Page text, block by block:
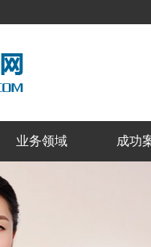
业务领域 成功